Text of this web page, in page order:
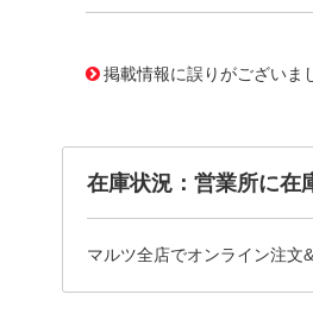
掲載情報に誤りがございま
在庫状況：営業所に在
マルツ全店でオンライン注文